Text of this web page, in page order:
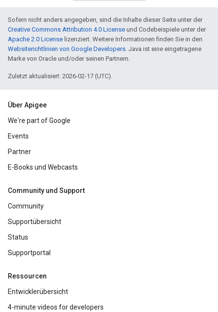
Sofern nicht anders angegeben, sind die Inhalte dieser Seite unter der
Creative Commons Attribution 4.0 License und Codebeispiele unter der
Apache 2.0 License lizenziert. Weitere Informationen finden Sie in den
Websiterichtlinien von Google Developers. Java ist eine eingetragene
Marke von Oracle und/oder seinen Partnern.
Zuletzt aktualisiert: 2026-02-17 (UTC).
Über Apigee
We're part of Google
Events
Partner
E-Books und Webcasts
Community und Support
Community
Supportübersicht
Status
Supportportal
Ressourcen
Entwicklerübersicht
4-minute videos for developers